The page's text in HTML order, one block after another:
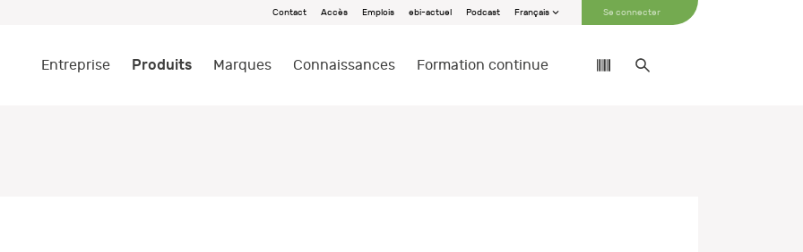
Contact Accès Emplois ebi-actuel Podcast Français Se connecter
Entreprise Produits Marques Connaissances Formation continue